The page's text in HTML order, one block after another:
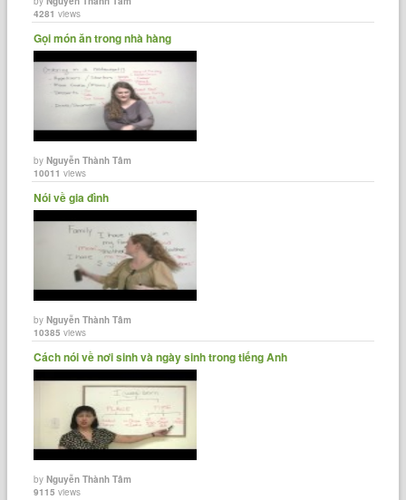
4281 views
Gọi món ăn trong nhà hàng
byNguyễn Thành Tâm
10011 views
Nói về gia đình
byNguyễn Thành Tâm
10385 views
Cách nói về nơi sinh và ngày sinh trong tiếng Anh
byNguyễn Thành Tâm
9115 views